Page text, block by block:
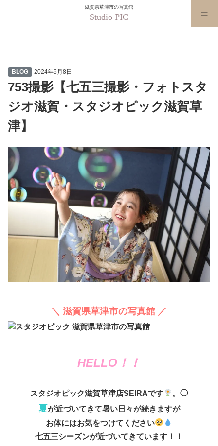
滋賀県草津市の写真館
Studio PIC
BLOG 2024年6月8日
753撮影【七五三撮影・フォトスタ
ジオ滋賀・スタジオピック滋賀草
津】
＼ 滋賀県草津市の写真館 ／
HELLO！！
スタジオピック滋賀草津店SEIRAです 。◯
夏が近づいてきて暑い日々が続きますが
お体にはお気をつけてください
七五三シーズンが近づいてきています！！